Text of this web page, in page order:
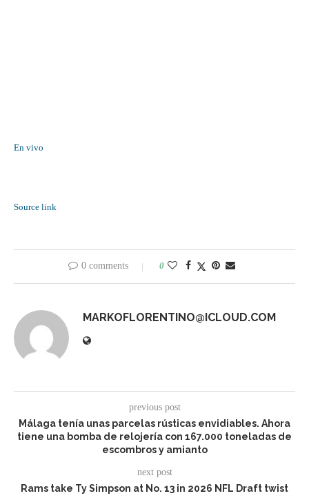
En vivo
Source link
0 comments 0
MARKOFLORENTINO@ICLOUD.COM
previous post
Málaga tenía unas parcelas rústicas envidiables. Ahora
tiene una bomba de relojería con 167.000 toneladas de
escombros y amianto
next post
Rams take Ty Simpson at No. 13 in 2026 NFL Draft twist